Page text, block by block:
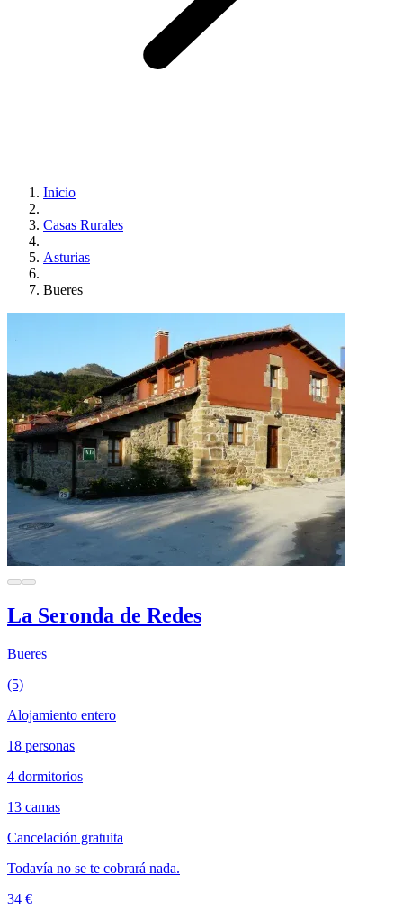
Inicio
Casas Rurales
Asturias
Bueres
La Seronda de Redes
Bueres
(5)
Alojamiento entero
18 personas
4 dormitorios
13 camas
Cancelación gratuita
Todavía no se te cobrará nada.
34 €